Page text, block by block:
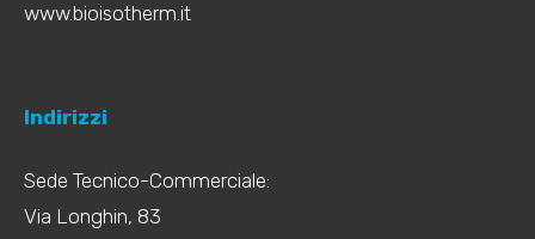
www.bioisotherm.it
Indirizzi
Sede Tecnico-Commerciale:
Via Longhin, 83